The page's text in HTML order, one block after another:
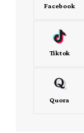
Facebook
Tiktok
Quora